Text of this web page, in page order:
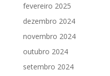
fevereiro 2025
dezembro 2024
novembro 2024
outubro 2024
setembro 2024